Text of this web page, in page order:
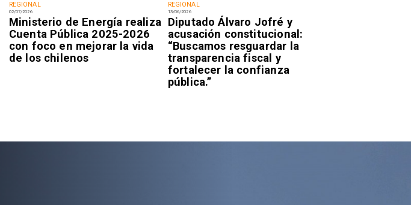
REGIONAL
02/07/2026
Ministerio de Energía realiza
Cuenta Pública 2025-2026
con foco en mejorar la vida
de los chilenos
REGIONAL
13/06/2026
Diputado Álvaro Jofré y
acusación constitucional:
“Buscamos resguardar la
transparencia fiscal y
fortalecer la confianza
pública.”